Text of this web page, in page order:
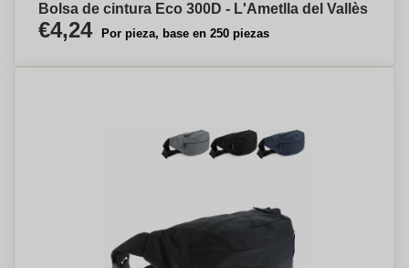
Bolsa de cintura Eco 300D - L'Ametlla del Vallès
€4,24 Por pieza, base en 250 piezas